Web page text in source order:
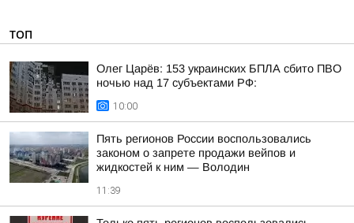
ТОП
Олег Царёв: 153 украинских БПЛА сбито ПВО
ночью над 17 субъектами РФ:
10:00
Пять регионов России воспользовались
законом о запрете продажи вейпов и
жидкостей к ним — Володин
11:39